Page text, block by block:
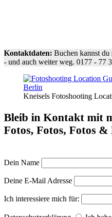
Kontaktdaten: Buchen kannst
- und auch weiter weg. 0177 - 77
Kneisels Fotoshooting
Bleib in Kontakt mit
Fotos, Fotos, Fotos &
Dein Name
Deine E-Mail Adresse
Ich interessiere mich für: